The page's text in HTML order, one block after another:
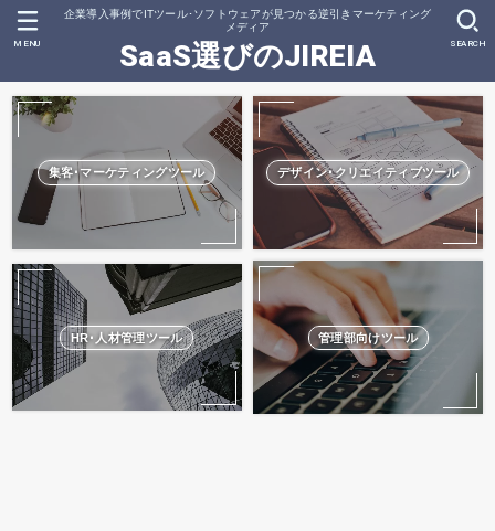
企業導入事例でITツール･ソフトウェアが見つかる逆引きマーケティング
メディア
SaaS選びのJIREIA SEARCH
MENU
集客･マーケティングツール デザイン･クリエイティブツール
HR･人材管理ツール 管理部向けツール